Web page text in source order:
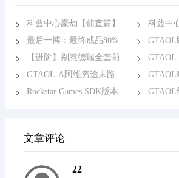
科兹中心豪劫【侦查篇】主次要目标+兴趣点
最后一搏：最终成品80%精准度职业挑战进度详解
【进阶】别惹德瑞全套前置玩法一镜到底
GTAOL-A阿维穷途末路任务快速完成完整详解
Rockstar Games SDK版本报错问题解决方案-已补充
文章评论
22